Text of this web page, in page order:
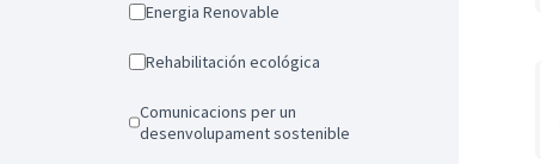
Energia Renovable
Rehabilitación ecológica
Comunicacions per un
desenvolupament sostenible